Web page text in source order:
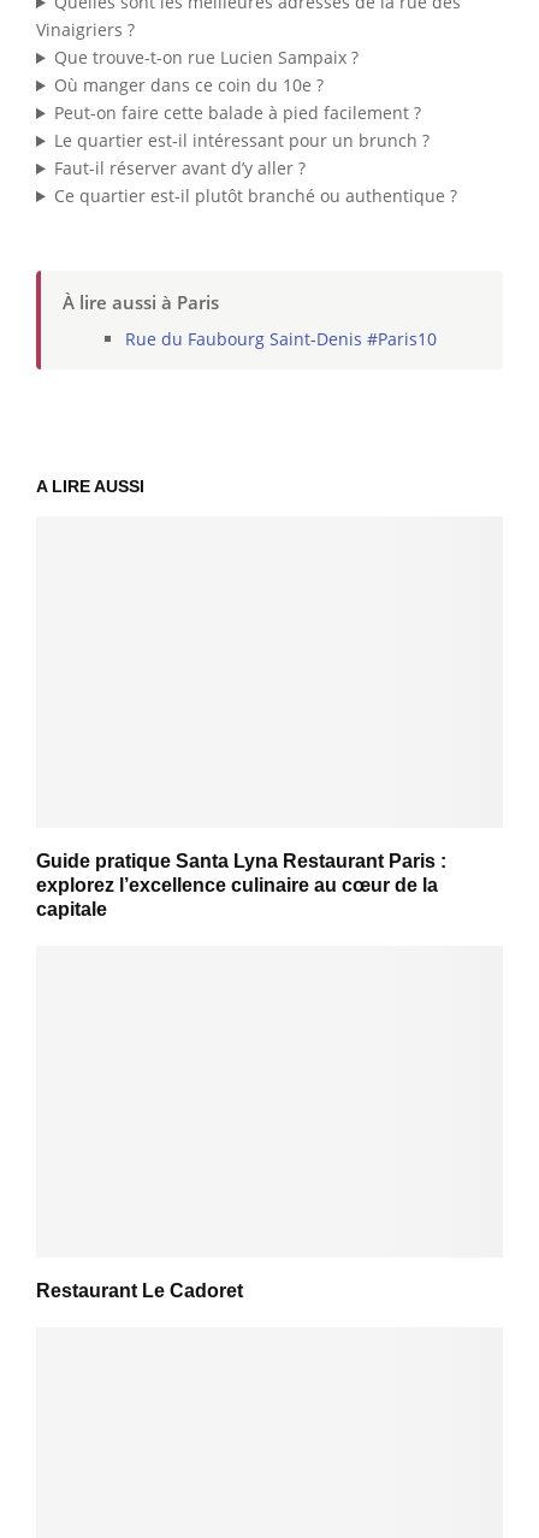
Vinaigriers ?
Que trouve-t-on rue Lucien Sampaix ?
Où manger dans ce coin du 10e ?
Peut-on faire cette balade à pied facilement ?
Le quartier est-il intéressant pour un brunch ?
Faut-il réserver avant d’y aller ?
Ce quartier est-il plutôt branché ou authentique ?
À lire aussi à Paris
Rue du Faubourg Saint-Denis #Paris10
A LIRE AUSSI
Guide pratique Santa Lyna Restaurant Paris :
explorez l’excellence culinaire au cœur de la
capitale
Restaurant Le Cadoret